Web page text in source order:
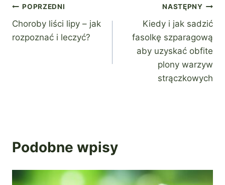
Nawigacja
wpisu
POPRZEDNI
Choroby liści lipy – jak
rozpoznać i leczyć?
NASTĘPNY
Kiedy i jak sadzić
fasolkę szparagową
aby uzyskać obfite
plony warzyw
strączkowych
Podobne wpisy